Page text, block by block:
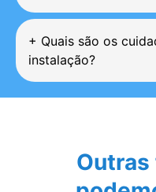
+ Quais são os
instalação?
Outras